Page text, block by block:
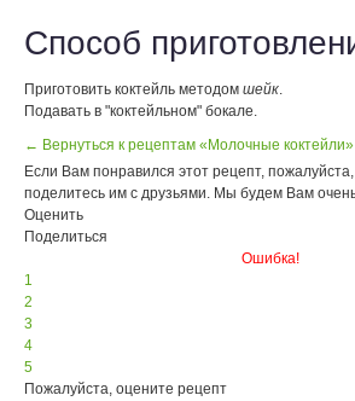
Способ
Приготовить коктейль методом шейк.
Подавать в "коктейльном" бокале.
← Вернуться к рецептам «Молочные коктейли»
Если Вам понравился этот рецепт,
поделитесь им с друзьями. Мы будем Вам
Оценить
Поделиться
Ошибка!
1
2
3
4
5
Пожалуйста, оцените рецепт